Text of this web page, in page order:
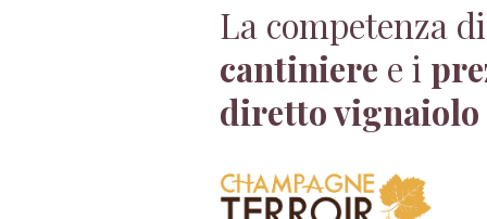
La competenza
cantiniere e i
diretto